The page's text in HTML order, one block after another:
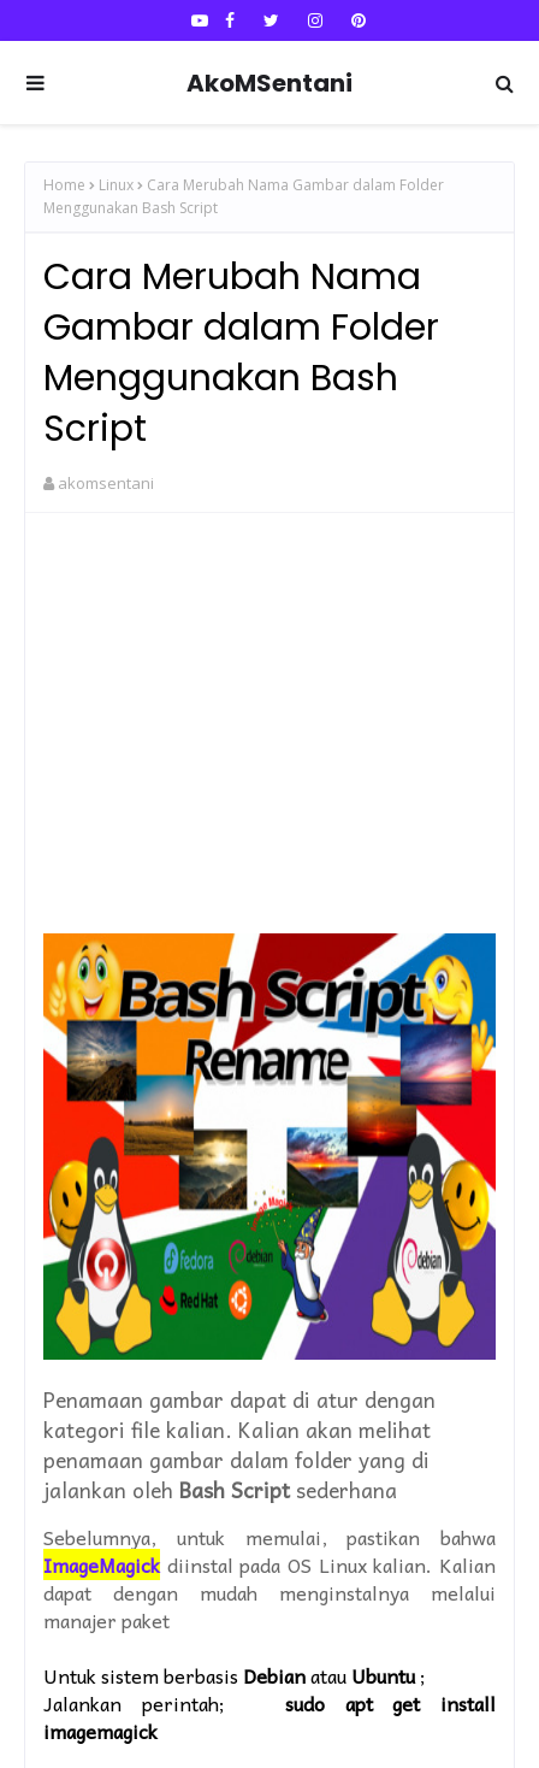
AkoMSentani
Home Linux
Cara Merubah Nama Gambar dalam Folder
Menggunakan Bash Script
Cara Merubah Nama
Gambar dalam Folder
Menggunakan Bash
Script
akomsentani
Penamaan gambar dapat di atur dengan
kategori file kalian. Kalian akan melihat
penamaan gambar dalam folder yang di
jalankan oleh Bash Scriptsederhana
Sebelumnya, untuk memulai, pastikan bahwa
ImageMagickdiinstal pada OS Linux kalian. Kalian
dapat dengan mudah menginstalnya melalui
manajer paket
Untuk sistem berbasis DebianatauUbuntu;
Jalankan perintah; sudo apt get install
imagemagick